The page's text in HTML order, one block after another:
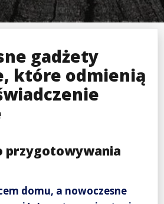
gadżety
które odmienią
przygotowywania
domu, a nowoczesne